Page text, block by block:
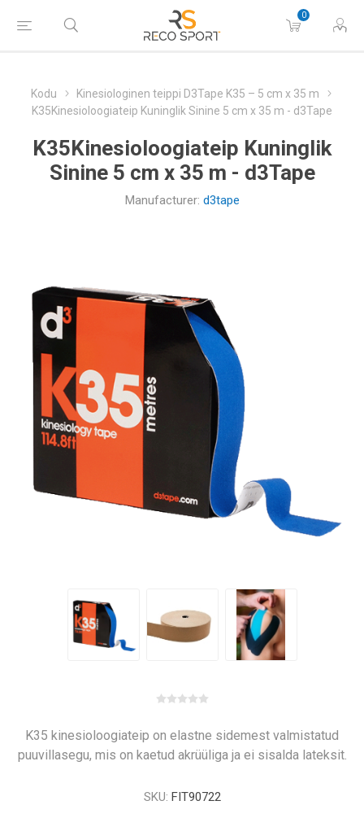
0
Kodu
Kinesiologinen teippi D3Tape K35 – 5 cm x 35 m
K35Kinesioloogiateip Kuninglik Sinine 5 cm x 35 m - d3Tape
K35Kinesioloogiateip Kuninglik
Sinine 5 cm x 35 m - d3Tape
Manufacturer: d3tape
K35 kinesioloogiateip on elastne sidemest valmistatud
puuvillasegu, mis on kaetud akrüüliga ja ei sisalda lateksit.
SKU: FIT90722